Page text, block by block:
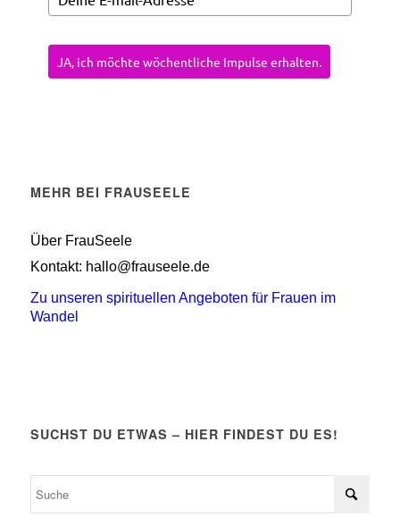
JA, ich möchte wöchentliche Impulse erhalten.
MEHR BEI FRAUSEELE
Über FrauSeele
Kontakt: hallo@frauseele.de
Zu unseren spirituellen Angeboten für Frauen im
Wandel
SUCHST DU ETWAS – HIER FINDEST DU ES!